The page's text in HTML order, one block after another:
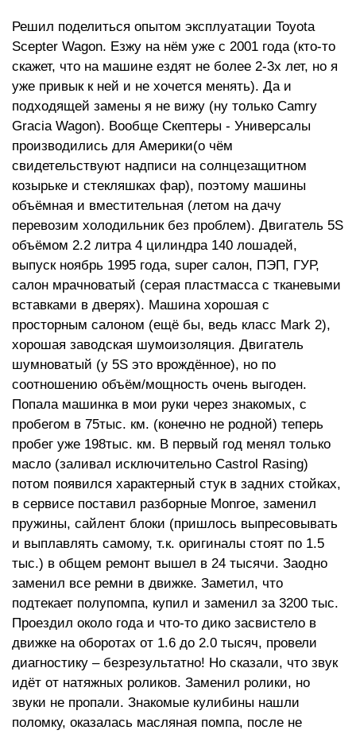
Цвет салона
Серый
Салон
Super saloon
Кузов
Две метлы, встроенные в блоки
фар противотуманки
Двигатель
цилиндр, 140 лошадей,
инжектор.
Решил поделиться опытом эксплуатации Toyota
Scepter Wagon. Езжу на нём уже с 2001 года (кто-то
скажет, что на машине ездят не более 2-3х лет, но я
уже привык к ней и не хочется менять). Да и
подходящей замены я не вижу (ну только Camry
Gracia Wagon). Вообще Скептеры - Универсалы
производились для Америки(о чём
свидетельствуют надписи на солнцезащитном
козырьке и стекляшках фар), поэтому машины
объёмная и вместительная (летом на дачу
перевозим холодильник без проблем). Двигатель 5S
объёмом 2.2 литра 4 цилиндра 140 лошадей,
выпуск ноябрь 1995 года, super салон, ПЭП, ГУР,
салон мрачноватый (серая пластмасса с тканевыми
вставками в дверях). Машина хорошая с
просторным салоном (ещё бы, ведь класс Mark 2),
хорошая заводская шумоизоляция. Двигатель
шумноватый (у 5S это врождённое), но по
соотношению объём/мощность очень выгоден.
Попала машинка в мои руки через знакомых, с
пробегом в 75тыс. км. (конечно не родной) теперь
пробег уже 198тыс. км. В первый год менял только
масло (заливал исключительно Castrol Rasing)
потом появился характерный стук в задних стойках,
в сервисе поставил разборные Monroe, заменил
пружины, сайлент блоки (пришлось выпресовывать
и выплавлять самому, т.к. оригиналы стоят по 1.5
тыс.) в общем ремонт вышел в 24 тысячи. Заодно
заменил все ремни в движке. Заметил, что
подтекает полупомпа, купил и заменил за 3200 тыс.
Проездил около года и что-то дико засвистело в
движке на оборотах от 1.6 до 2.0 тысяч, провели
диагностику – безрезультатно! Но сказали, что звук
идёт от натяжных роликов. Заменил ролики, но
звуки не пропали. Знакомые кулибины нашли
поломку, оказалась масляная помпа, после не